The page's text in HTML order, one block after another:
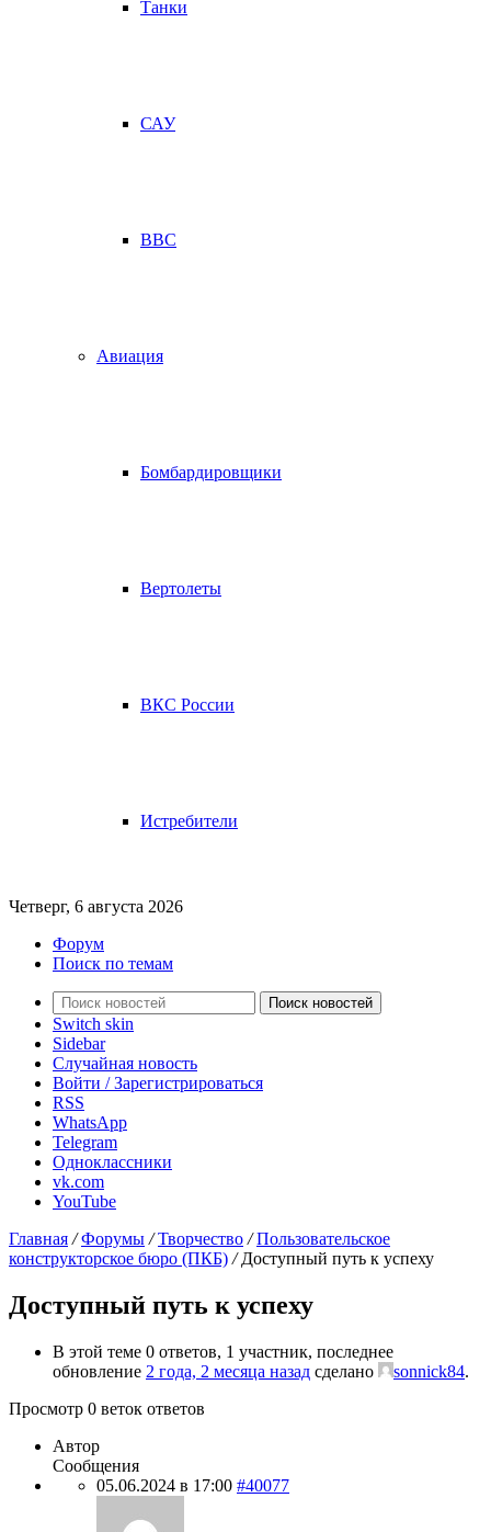
Танки
САУ
ВВС
Авиация
Бомбардировщики
Вертолеты
ВКС России
Истребители
Четверг, 6 августа 2026
Форум
Поиск по темам
Поиск новостей
Switch skin
Sidebar
Случайная новость
Войти / Зарегистрироваться
RSS
WhatsApp
Telegram
Одноклассники
vk.com
YouTube
Главная / Форумы / Творчество / Пользовательское
конструкторское бюро (ПКБ) / Доступный путь к успеху
Доступный путь к успеху
В этой теме 0 ответов, 1 участник, последнее
обновление 2 года, 2 месяца назад сделано sonnick84.
Просмотр 0 веток ответов
Автор
Сообщения
05.06.2024 в 17:00 #40077